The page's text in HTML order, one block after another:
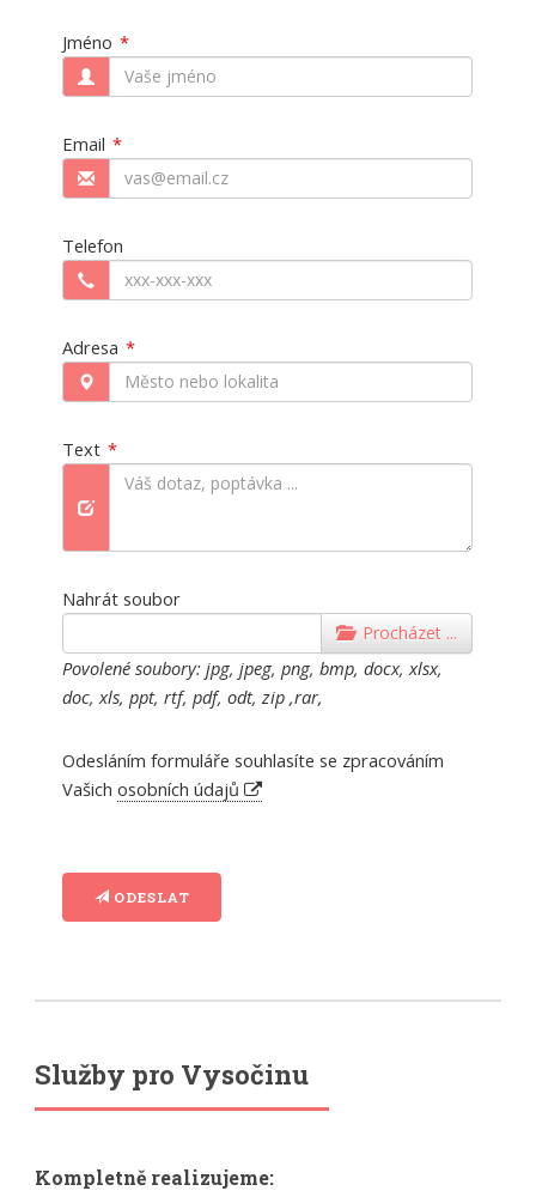
Jméno
Email
Telefon
Adresa
Text
Nahrát soubor
Procházet ...
Povolené soubory: jpg, jpeg, png, bmp, docx, xlsx,
doc, xls, ppt, rtf, pdf, odt, zip ,rar,
Odesláním formuláře souhlasíte se zpracováním
Vašichosobních údajů
Submit
Button
ODESLAT
Služby pro Vysočinu
Kompletně realizujeme: